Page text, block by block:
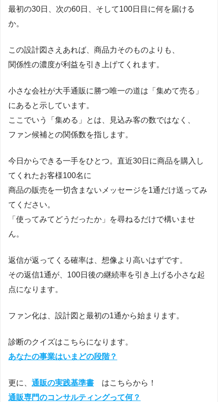
最初の30日、次の60日、そして100日目に何を届ける
か。
この設計図さえあれば、商品力そのものよりも、
関係性の濃度が利益を引き上げてくれます。
小さな会社が大手通販に勝つ唯一の道は「集めて売る」
にあると示しています。
ここでいう「集める」とは、見込み客の数ではなく、
ファン候補との関係数を指します。
今日からできる一手をひとつ。直近30日に商品を購入し
てくれたお客様100名に
商品の販売を一切含まないメッセージを1通だけ送ってみ
てください。
「使ってみてどうだったか」を尋ねるだけで構いませ
ん。
返信が返ってくる確率は、想像より高いはずです。
その返信1通が、100日後の継続率を引き上げる小さな起
点になります。
ファン化は、設計図と最初の1通から始まります。
診断のクイズはこちらになります。
あなたの事業はいまどの段階？
更に、 通販の実践基準書 はこちらから！
通販専門のコンサルティングって何？